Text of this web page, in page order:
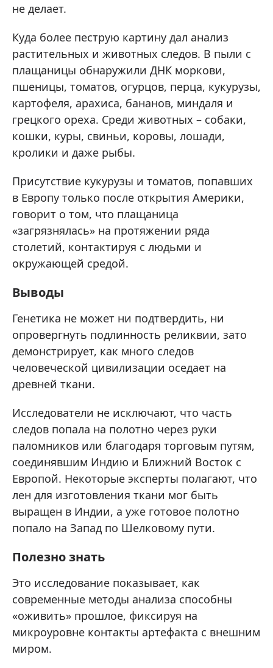
не делает.
Куда более пеструю картину дал анализ
растительных и животных следов. В пыли с
плащаницы обнаружили ДНК моркови,
пшеницы, томатов, огурцов, перца, кукурузы,
картофеля, арахиса, бананов, миндаля и
грецкого ореха. Среди животных – собаки,
кошки, куры, свиньи, коровы, лошади,
кролики и даже рыбы.
Присутствие кукурузы и томатов, попавших
в Европу только после открытия Америки,
говорит о том, что плащаница
«загрязнялась» на протяжении ряда
столетий, контактируя с людьми и
окружающей средой.
Выводы
Генетика не может ни подтвердить, ни
опровергнуть подлинность реликвии, зато
демонстрирует, как много следов
человеческой цивилизации оседает на
древней ткани.
Исследователи не исключают, что часть
следов попала на полотно через руки
паломников или благодаря торговым путям,
соединявшим Индию и Ближний Восток с
Европой. Некоторые эксперты полагают, что
лен для изготовления ткани мог быть
выращен в Индии, а уже готовое полотно
попало на Запад по Шелковому пути.
Полезно знать
Это исследование показывает, как
современные методы анализа способны
«оживить» прошлое, фиксируя на
микроуровне контакты артефакта с внешним
миром.